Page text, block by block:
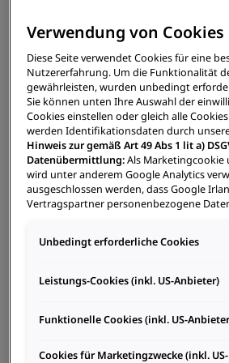
POWER2Go
Datenblatt
MOON Charger cPH2
PDF71.6 kB
Verwendung von Cookies
Diese Seite verwendet Cookies für eine
Nutzererfahrung. Um die Funktionalität
gewährleisten, wurden unbedingt
Sie können unten Ihre Auswahl der
Cookies einstellen oder gleich alle
werden Identifikationsdaten durch
Hinweis zur gemäß Art 49 Abs 1 lit a)
Datenübermittlung:Als Marketingcookie
wird unter anderem Google Analytics
ausgeschlossen werden, dass Google
Vertragspartner personenbezogene
gleichwertiges Datenschutzniveau und
Hieraus können sich für Sie Risiken
als Betroffener in den USA nicht
nicht ausgeschlossen werden kann, dass
erlangen können, wobei Eingriffe in Ihre
Unbedingt erforderliche Cookies
Leistungs-Cookies (inkl. US-Anbieter)
Funktionelle Cookies (inkl. US-
Cookies für Marketingzwecke (inkl. US-